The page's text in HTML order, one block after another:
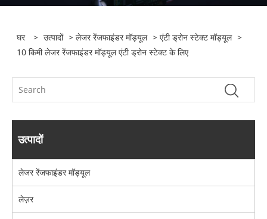
घर > उत्पादों >लेजर रेंजफाइंडर मॉड्यूल >एंटी ड्रोन स्टेक्ट मॉड्यूल >
10 किमी लेजर रेंजफाइंडर मॉड्यूल एंटी ड्रोन स्टेक्ट के लिए
उत्पादों
लेजर रेंजफाइंडर मॉड्यूल
लेज़र